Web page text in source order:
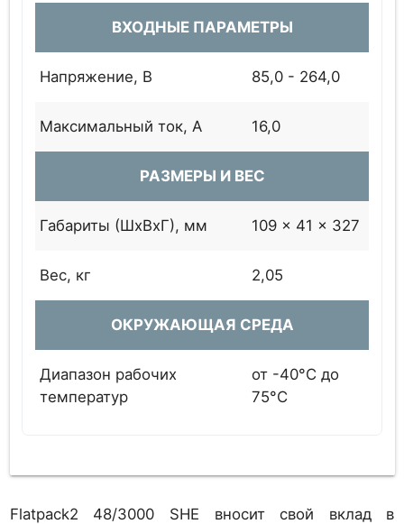
ВХОДНЫЕ ПАРАМЕТРЫ
Напряжение, В 85,0 - 264,0
Максимальный ток, А 16,0
РАЗМЕРЫ И ВЕС
Габариты (ШхВхГ), мм 109 x 41 x 327
Вес, кг 2,05
ОКРУЖАЮЩАЯ СРЕДА
Диапазон рабочих
температур
от -40°C до
75°C
Flatpack2 48/3000 SHE вносит свой вклад в